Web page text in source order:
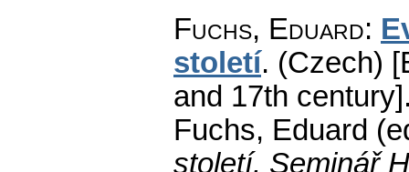
Fuchs, Eduard:
století. (Czech)
and 17th
Fuchs, Eduard
století. Seminář